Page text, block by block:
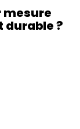
mesure
?